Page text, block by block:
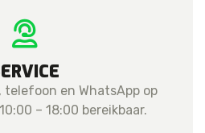
en WhatsApp op
– 18:00 bereikbaar.